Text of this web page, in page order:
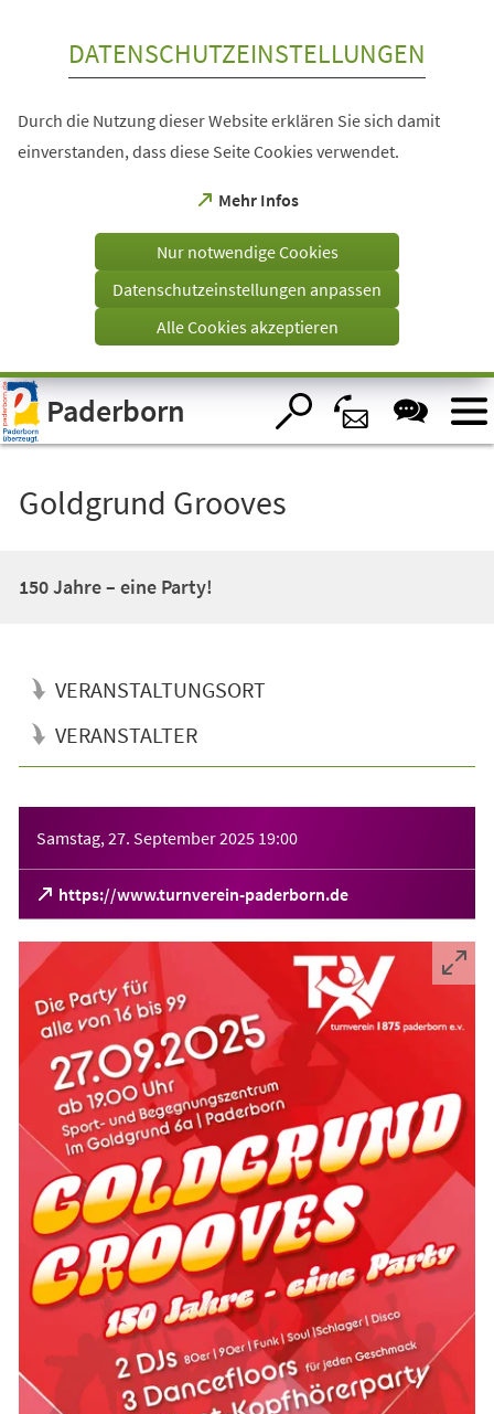
Visuelle
Assistenzsoftware
öffnen.
DATENSCHUTZEINSTELLUNGEN
Durch die Nutzung dieser Website erklären Sie sich damit
einverstanden, dass diese Seite Cookies verwendet.
Mehr Infos
(Öffnet
einem
Tab)
Nur notwendige Cookies
Datenschutzeinstellungen anpassen
Alle Cookies akzeptieren
Paderborn
Goldgrund Grooves
150 Jahre – eine Party!
VERANSTALTUNGSORT
VERANSTALTER
Samstag, 27. September 2025 19:00
https://www.turnverein-paderborn.de
(Öffnet
in
einem
neuen